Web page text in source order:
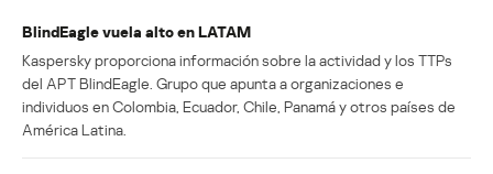
BlindEagle vuela alto en LATAM
Kaspersky proporciona información sobre la actividad y los TTPs
del APT BlindEagle. Grupo que apunta a organizaciones e
individuos en Colombia, Ecuador, Chile, Panamá y otros países de
América Latina.